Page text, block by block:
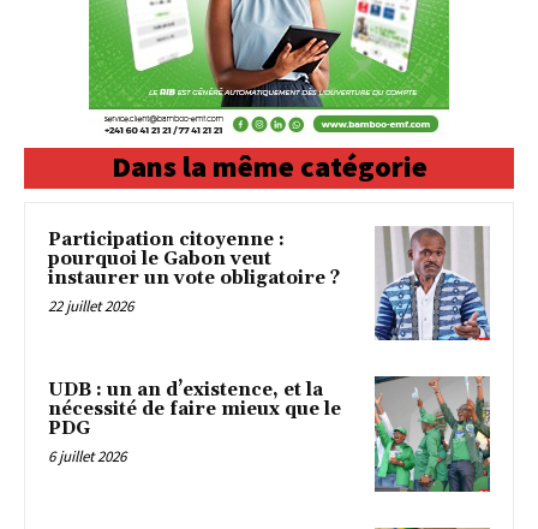
Dans la même catégorie
Participation citoyenne :
pourquoi le Gabon veut
instaurer un vote obligatoire ?
22 juillet 2026
UDB : un an d’existence, et la
nécessité de faire mieux que le
PDG
6 juillet 2026